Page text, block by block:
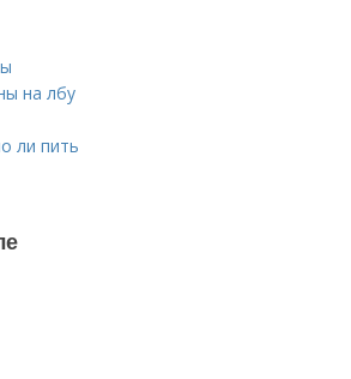
на лбу
ли пить